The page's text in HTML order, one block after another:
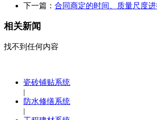
下一篇： 合同商定的时间、质量尺度
相关新闻
找不到任何内容
瓷砖铺贴系统
|
防水修缮系统
|